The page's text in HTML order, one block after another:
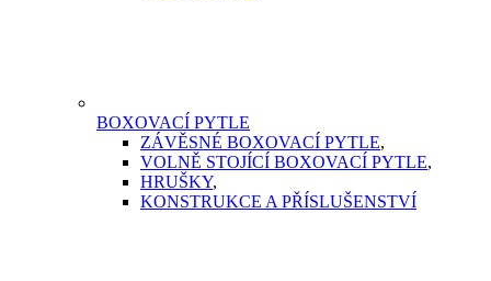
BOXOVACÍ PYTLE
ZÁVĚSNÉ BOXOVACÍ PYTLE,
VOLNĚ STOJÍCÍ BOXOVACÍ PYTLE,
HRUŠKY,
KONSTRUKCE A PŘÍSLUŠENSTVÍ